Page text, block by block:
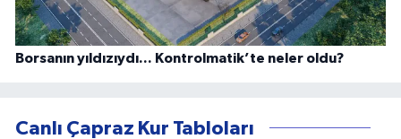
Borsanın yıldızıydı... Kontrolmatik’te neler oldu?
Canlı Çapraz Kur Tabloları